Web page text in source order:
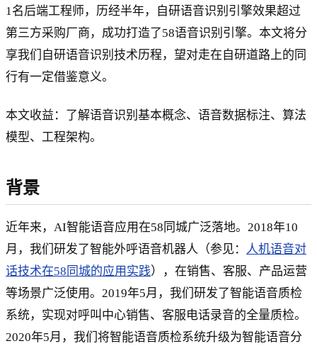
1名后端工程师，历经半年，自研语音识别引擎效果超过
第三方采购厂商，成功打造了58语音识别引擎。本文将分
享我们自研语音识别技术历程，望对走在自研道路上的同
行有一定借鉴意义。
本文收益：了解语音识别基本概念、语音数据标注、算法
模型、工程架构。
背景
近年来，AI智能语音应用在58同城广泛落地。2018年10
月，我们研发了智能外呼语音机器人（参见： 人机语音对
话技术在58同城的应用实践），在销售、客服、产品运营
等场景广泛使用。2019年5月，我们研发了智能语音质检
系统，实现对呼叫中心销售、客服电话录音的全量质检。
2020年5月，我们将智能语音质检系统升级为智能语音分